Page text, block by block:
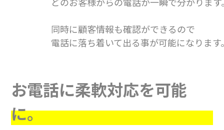
同時に顧客情報も確認ができるので
電話に落ち着いて出る事が可能になります
お電話に柔軟対応を可能
に。